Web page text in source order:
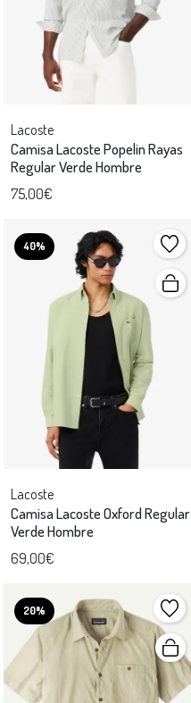
Lacoste
Camisa Lacoste Popelin Rayas
Regular Verde Hombre
75,00€
40%
Lacoste
Camisa Lacoste Oxford Regular
Verde Hombre
69,00€
20%